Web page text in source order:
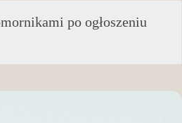
po ogłoszeniu